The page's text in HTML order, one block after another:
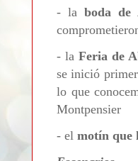
- la boda de
- laFeria de
se inició
lo que
Montpensier
- el motín que